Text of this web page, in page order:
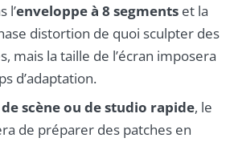
l’enveloppe à 8 segmentset la
distortion de quoi sculpter des
mais la taille de l’écran imposera
d’adaptation.
de scène ou de studio rapide, le
de préparer des patches en